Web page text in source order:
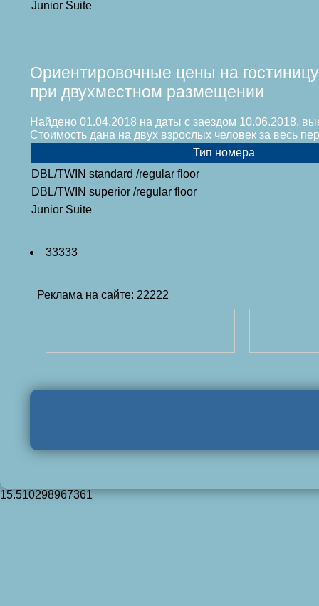
Junior Suite
Ориентировочные цены на гостиницу
при двухместном размещении
Найдено 01.04.2018 на даты с заездом 10.06.2018,
Стоимость дана на двух взрослых человек за весь
Тип номера
DBL/TWIN standard /regular floor
DBL/TWIN superior /regular floor
Junior Suite
33333
Реклама на сайте: 22222
15.510298967361